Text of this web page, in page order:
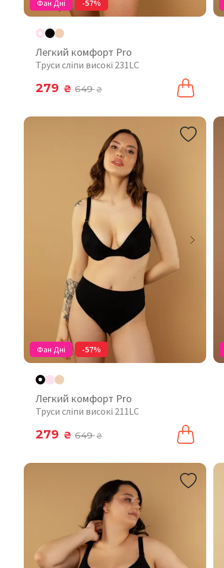
Фан Дні -57%
Легкий комфорт Pro
Труси сліпи високі 231LC
279 ₴ 649₴
Фан Дні -57%
Легкий комфорт Pro
Труси сліпи високі 211LC
279 ₴ 649₴